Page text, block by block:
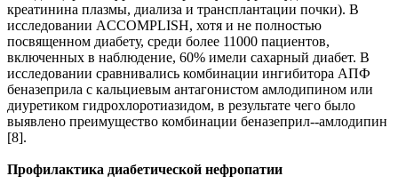
креатинина плазмы, диализа и трансплантации почки). В
исследовании ACCOMPLISH, хотя и не полностью
посвященном диабету, среди более 11000 пациентов,
включенных в наблюдение, 60% имели сахарный диабет. В
исследовании сравнивались комбинации ингибитора АПФ
беназеприла с кальциевым антагонистом амлодипином или
диуретиком гидрохлоротиазидом, в результате чего было
выявлено преимущество комбинации беназеприл--амлодипин
[8].
Профилактика диабетической нефропатии